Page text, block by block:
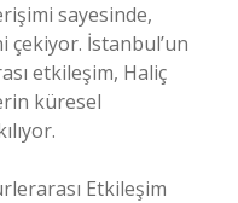
sayesinde,
çekiyor. İstanbul’un
etkileşim, Haliç
küresel
Etkileşim